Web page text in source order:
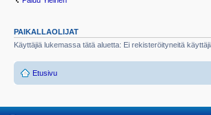
PAIKALLAOLIJAT
Käyttäjiä lukemassa tätä aluetta: Ei rekisteröityneitä
Etusivu